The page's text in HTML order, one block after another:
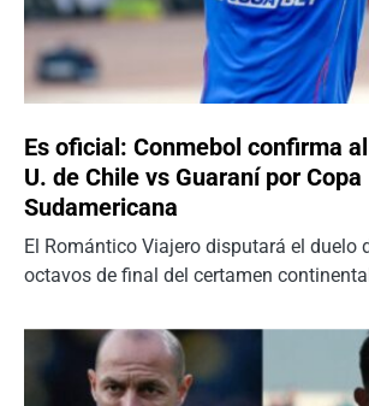
Es oficial: Conmebol confirma
U. de Chile vs Guaraní por Copa
Sudamericana
El Romántico Viajero disputará el duelo
octavos de final del certamen